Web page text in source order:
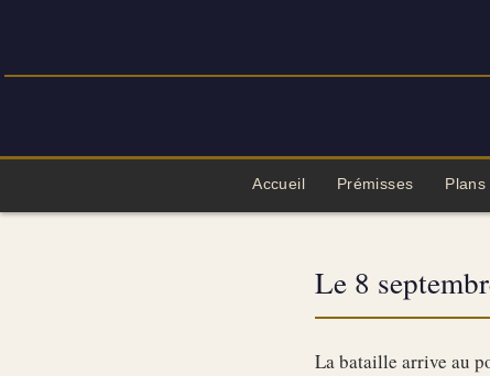
Accueil Prémisses
Le 8
La bataille arrive au